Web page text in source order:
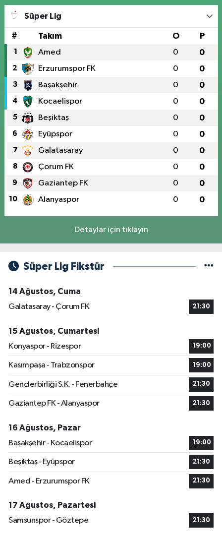
Süper Lig
# Takım O P
1 Amed 0 0
2 Erzurumspor FK 0 0
3 Başakşehir 0 0
4 Kocaelispor 0 0
5 Beşiktaş 0 0
6 Eyüpspor 0 0
7 Galatasaray 0 0
8 Çorum FK 0 0
9 Gaziantep FK 0 0
10 Alanyaspor 0 0
Detaylar için tıklayın
Süper Lig Fikstür
14 Ağustos, Cuma
Galatasaray - Çorum FK
21:30
15 Ağustos, Cumartesi
Konyaspor - Rizespor
19:00
Kasımpaşa - Trabzonspor 19:00
Gençlerbirliği S.K. - Fenerbahçe 21:30
Gaziantep FK - Alanyaspor 21:30
16 Ağustos, Pazar
Başakşehir - Kocaelispor
19:00
Beşiktaş - Eyüpspor 21:30
Amed - Erzurumspor FK 21:30
17 Ağustos, Pazartesi
Samsunspor - Göztepe
21:30